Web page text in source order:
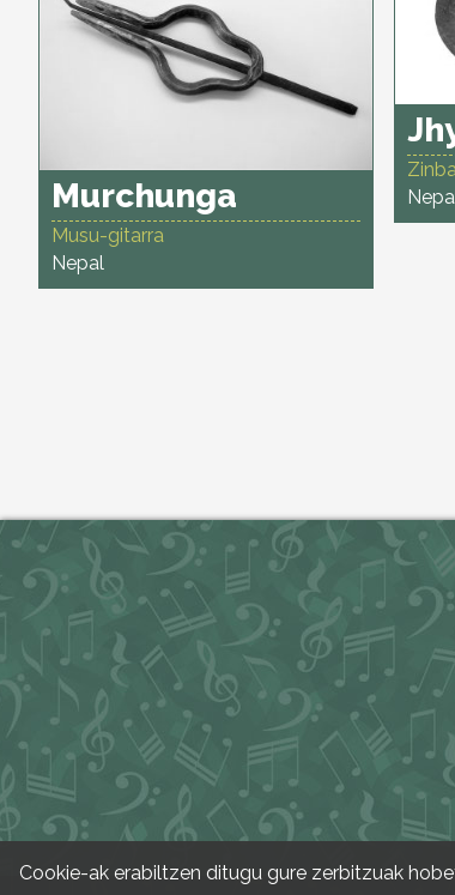
Murchunga
Musu-gitarra
Nepal
Cookie-ak erabiltzen ditugu gure zerbitzuak